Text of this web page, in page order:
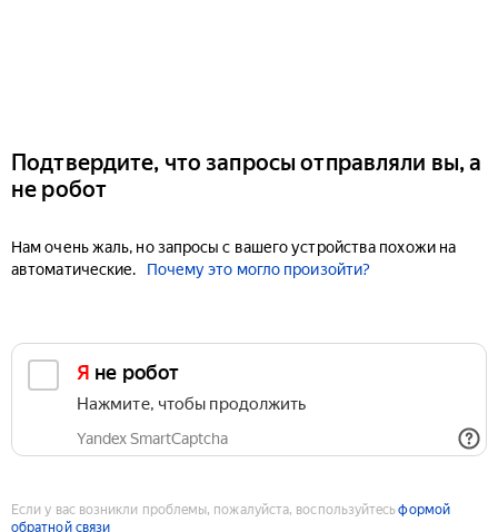
Подтвердите, что запросы отправляли вы, а
не робот
Нам очень жаль, но запросы с вашего устройства похожи на
автоматические.
Почему это могло произойти?
Я не робот
Нажмите, чтобы продолжить
Yandex SmartCaptcha
Если у вас возникли проблемы, пожалуйста, воспользуйтесьформой
обратной связи